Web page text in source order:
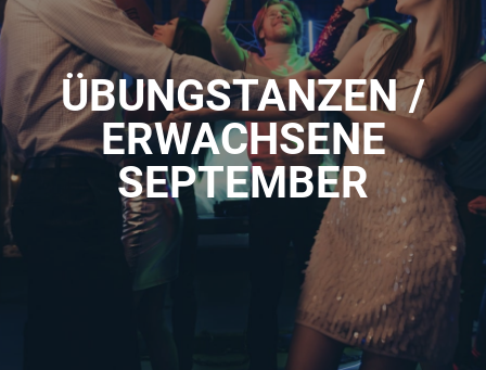
ÜBUNGSTANZEN /
ERWACHSENE
SEPTEMBER